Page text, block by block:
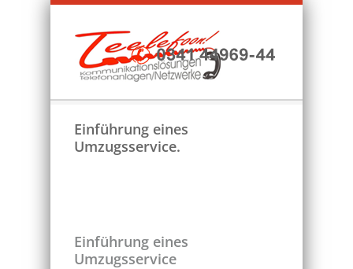
Einführung eines
Umzugsservice.
Einführung eines
Umzugsservice